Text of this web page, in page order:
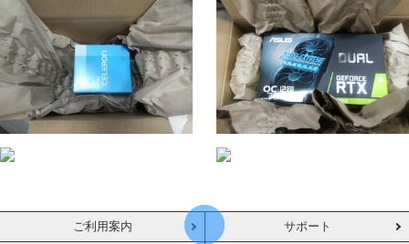
ご利用案内 サポート